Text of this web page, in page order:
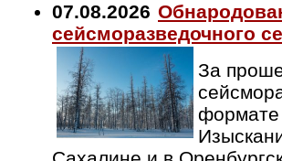
07.08.2026
сейсморазведочного
За
формате